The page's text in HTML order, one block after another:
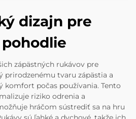
dizajn pre
zápästných rukávov pre
prirodzenému tvaru zápästia a
komfort počas používania. Tento
riziko odrenia a
hráčom sústrediť sa na hru